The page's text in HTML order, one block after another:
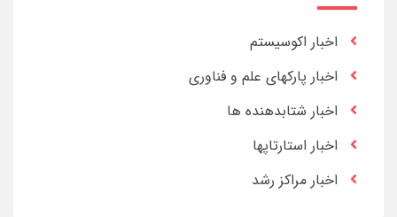
اخبار اکوسیستم
اخبار پارکهای علم و فناوری
اخبار شتابدهنده ها
اخبار استارتاپها
اخبار مراکز رشد